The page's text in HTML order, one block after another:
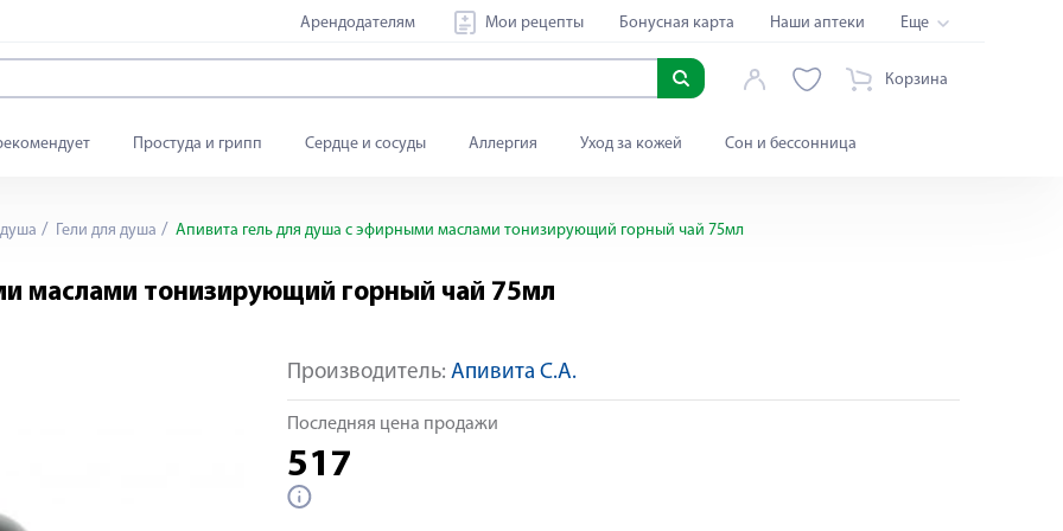
Арендодателям Мои рецепты Бонусная карта Наши аптеки Еще
Корзина
Простуда и грипп Сердце и сосуды Аллергия Уход за кожей Сон и бессонница
Гели для душа Апивита гель для душа с эфирными маслами тонизирующий горный чай 75мл
маслами тонизирующий горный чай 75мл
Производитель: Апивита С.А.
Последняя цена продажи
517